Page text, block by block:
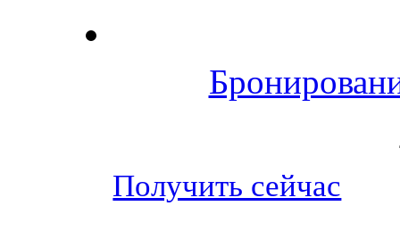
Получить сейчас